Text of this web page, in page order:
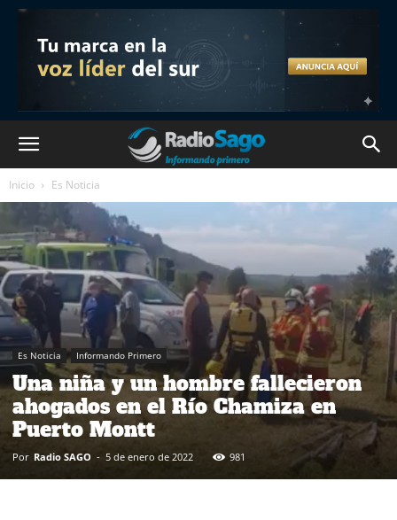
Inicio Es Noticia
Es Noticia Informando Primero
Una niña y un hombre fallecieron
ahogados en el Río Chamiza en
Puerto Montt
Por Radio SAGO - 5 de enero de 2022 981